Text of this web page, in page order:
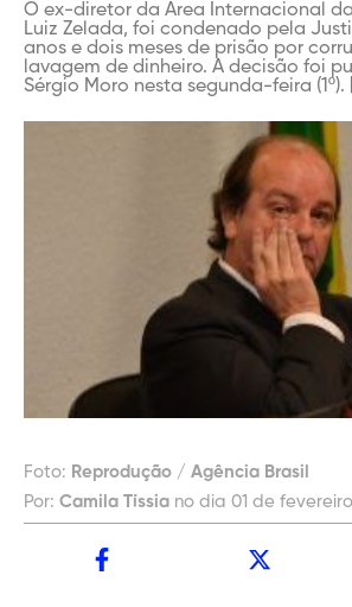
O ex-diretor da Área Internacional
Luiz Zelada, foi condenado pela
anos e dois meses de prisão por
lavagem de dinheiro. A decisão foi
Sérgio Moro nesta segunda-feira (1º).
Foto: Reprodução / Agência Brasil
Por: Camila Tíssia no dia 01 de fevereiro